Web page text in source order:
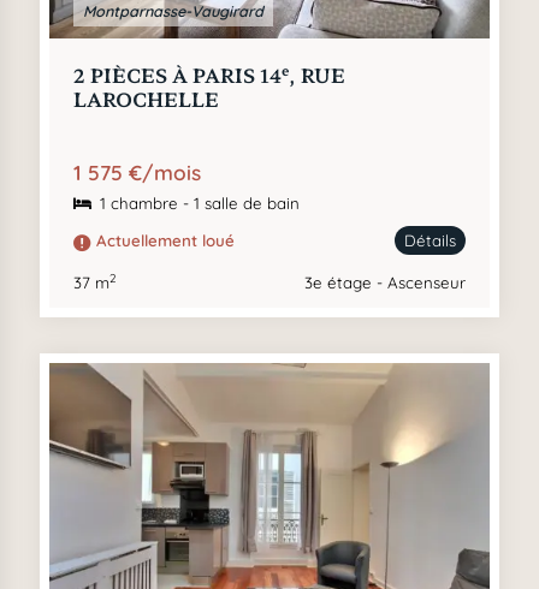
Montparnasse-Vaugirard
2 PIÈCES À PARIS 14e, RUE
LAROCHELLE
1 575 €/mois
1 chambre - 1 salle de bain
Actuellement loué
Détails
37 m2 3e étage - Ascenseur